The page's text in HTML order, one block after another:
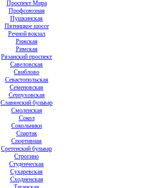
Проспект Мира
Профсоюзная
Пушкинская
Пятницкое шоссе
Речной вокзал
Рижская
Римская
Рязанский проспект
Савеловская
Свиблово
Севастопольская
Семеновская
Серпуховская
Славянский бульвар
Смоленская
Сокол
Сокольники
Спартак
Спортивная
Сретенский бульвар
Строгино
Студенческая
Сухаревская
Сходненская